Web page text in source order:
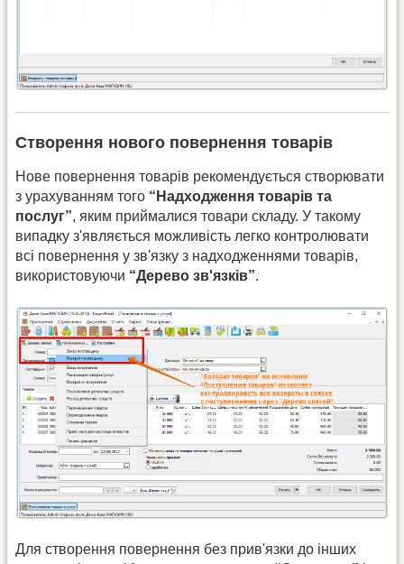
Створення нового повернення товарів
Нове повернення товарів рекомендується створювати
з урахуванням того “Надходження товарів та
послуг”, яким приймалися товари складу. У такому
випадку з'являється можливість легко контролювати
всі повернення у зв'язку з надходженнями товарів,
використовуючи “Дерево зв'язків”.
Для створення повернення без прив'язки до інших